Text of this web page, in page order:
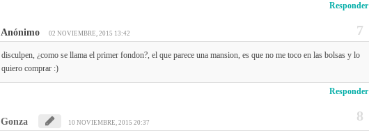
Responder
Anónimo 02 NOVIEMBRE, 2015 13:42
disculpen, ¿como se llama el primer fondon?, el que parece una mansion, es que no me toco en las bolsas y lo
quiero comprar :)
Responder
Gonza 10 NOVIEMBRE, 2015 20:37